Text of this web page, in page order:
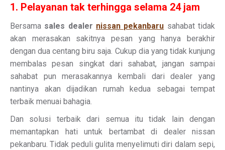
1. Pelayanan tak terhingga selama 24 jam
Bersama sales dealer nissan pekanbaru sahabat tidak
akan merasakan sakitnya pesan yang hanya berakhir
dengan dua centang biru saja. Cukup dia yang tidak kunjung
membalas pesan singkat dari sahabat, jangan sampai
sahabat pun merasakannya kembali dari dealer yang
nantinya akan dijadikan rumah kedua sebagai tempat
terbaik menuai bahagia.
Dan solusi terbaik dari semua itu tidak lain dengan
memantapkan hati untuk bertambat di dealer nissan
pekanbaru. Tidak peduli gulita menyelimuti diri dalam sepi,